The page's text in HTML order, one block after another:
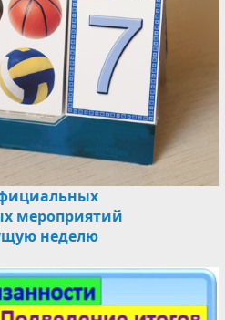
мероприятий
неделю